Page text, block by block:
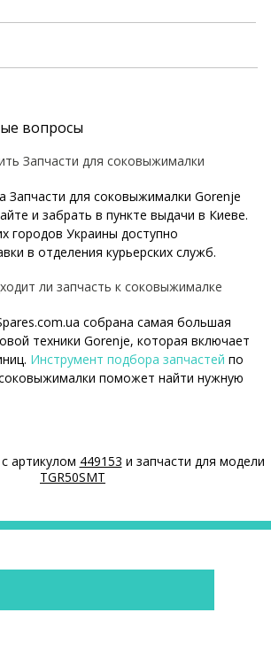
вопросы
Запчасти для соковыжималки
Запчасти для соковыжималки Gorenje
и забрать в пункте выдачи в Киеве.
городов Украины доступно
в отделения курьерских служб.
ли запчасть к соковыжималке
собрана самая большая
техники Gorenje, которая включает
Инструмент подбора запчастей по
поможет найти нужную
производителя с названием модели
- шильдик находится на корпусе
для соковыжималки Gorenje?
по конкурентным ценам.
соковыжималки
артикулом 449153 и запчасти для модели
TGR50SMT